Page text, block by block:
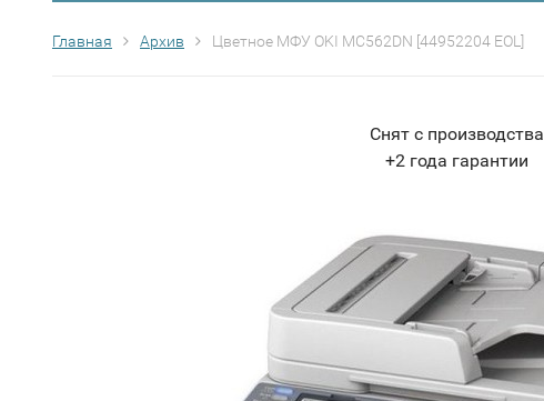
Главная Архив Цветное МФУ OKI MC562DN [44952204 EOL]
Снят с производства
+2 года гарантии